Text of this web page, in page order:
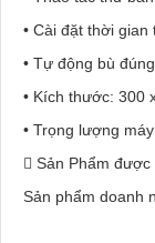
• Cài đặt thời
• Tự động bù
• Kích thước: 300
• Trọng lượng
 Sản Phẩm được
Sản phẩm doanh